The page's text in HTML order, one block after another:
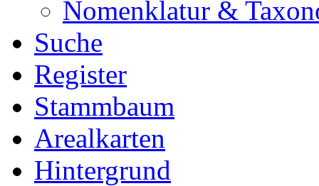
Nomenklatur &
Suche
Register
Stammbaum
Arealkarten
Hintergrund